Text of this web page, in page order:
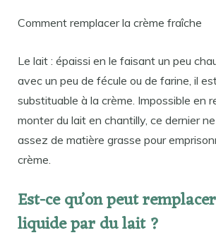
Comment remplacer la crème fraîche
Le lait : épaissi en le faisant un peu
avec un peu de fécule ou de farine, il
substituable à la crème. Impossible en
monter du lait en chantilly, ce dernier
assez de matière grasse pour
crème.
Est-ce qu’on peut
liquide par du lait ?